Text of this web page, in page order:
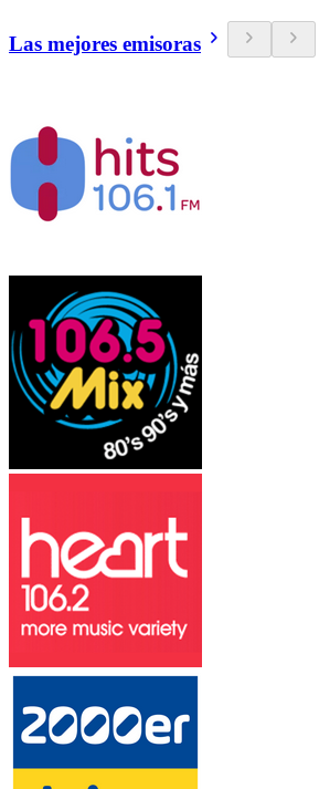
Las mejores emisoras